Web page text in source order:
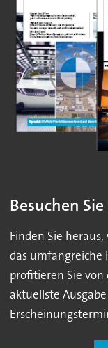
Besuchen
Finden Sie
das umfangreiche
profitieren Sie von
aktuellste